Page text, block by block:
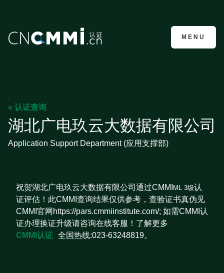
CMMI认证咨询
MENU
« 认证查询
湖北广电玖云大数据有限公司
Application Support Department (应用支撑部)
祝贺湖北广电玖云大数据有限公司通过CMMI ML 3级认
证评估！此CMMI查询结果仅供参考，查验证书真伪见
CMMI官网https://pars.cmmiinstitute.com/; 如需CMMI认
证办理换证升级请咨询在线客服！了解更多
CMMI认证 全国热线:023-63248819。